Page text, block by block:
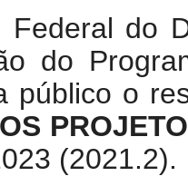
Federal do
do
público o
(2021.2).